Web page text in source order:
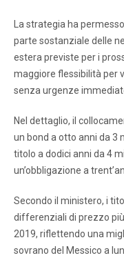
La strategia ha
parte sostanziale delle
estera previste per i
maggiore flessibilità per
senza urgenze
Nel dettaglio, il
un bond a otto anni da 3
titolo a dodici anni da 4
un’obbligazione a
Secondo il ministero, i
differenziali di prezzo
2019, riflettendo una
sovrano del Messico a